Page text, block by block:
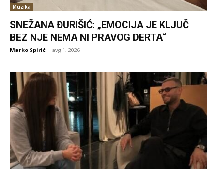
Muzika
SNEŽANA ĐURIŠIĆ: „EMOCIJA JE KLJUČ
BEZ NJE NEMA NI PRAVOG DERTA“
Marko Spirić - avg 1, 2026